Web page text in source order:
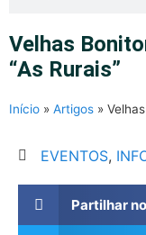
Velhas
“As Rurais”
Início » Artigos »
EVENTOS,
Partilhar